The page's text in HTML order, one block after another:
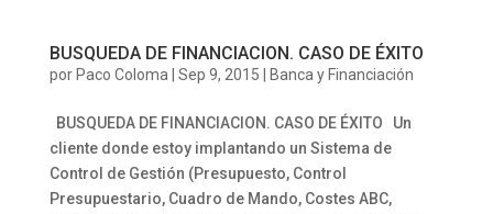
BUSQUEDA DE FINANCIACION. CASO DE ÉXITO
por Paco Coloma Sep 9, 2015 Banca y Financiación
BUSQUEDA DE FINANCIACION. CASO DE ÉXITO Un
cliente donde estoy implantando un Sistema de
Control de Gestión (Presupuesto, Control
Presupuestario, Cuadro de Mando, Costes ABC,